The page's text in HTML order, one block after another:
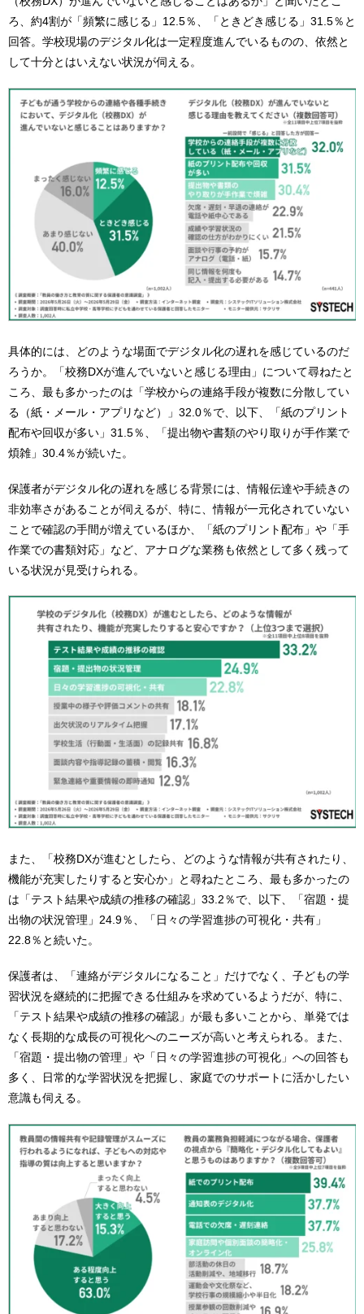
ろ、約4割が「頻繁に感じる」12.5％、「ときどき感じる」31.5％と
回答。学校現場のデジタル化は一定程度進んでいるものの、依然と
して十分とはいえない状況が伺える。
具体的には、どのような場面でデジタル化の遅れを感じているのだ
ろうか。「校務DXが進んでいないと感じる理由」について尋ねたと
ころ、最も多かったのは「学校からの連絡手段が複数に分散してい
る（紙・メール・アプリなど）」32.0％で、以下、「紙のプリント
配布や回収が多い」31.5％、「提出物や書類のやり取りが手作業で
煩雑」30.4％が続いた。
保護者がデジタル化の遅れを感じる背景には、情報伝達や手続きの
非効率さがあることが伺えるが、特に、情報が一元化されていない
ことで確認の手間が増えているほか、「紙のプリント配布」や「手
作業での書類対応」など、アナログな業務も依然として多く残って
いる状況が見受けられる。
また、「校務DXが進むとしたら、どのような情報が共有されたり、
機能が充実したりすると安心か」と尋ねたところ、最も多かったの
は「テスト結果や成績の推移の確認」33.2％で、以下、「宿題・提
出物の状況管理」24.9％、「日々の学習進捗の可視化・共有」
22.8％と続いた。
保護者は、「連絡がデジタルになること」だけでなく、子どもの学
習状況を継続的に把握できる仕組みを求めているようだが、特に、
「テスト結果や成績の推移の確認」が最も多いことから、単発では
なく長期的な成長の可視化へのニーズが高いと考えられる。また、
「宿題・提出物の管理」や「日々の学習進捗の可視化」への回答も
多く、日常的な学習状況を把握し、家庭でのサポートに活かしたい
意識も伺える。